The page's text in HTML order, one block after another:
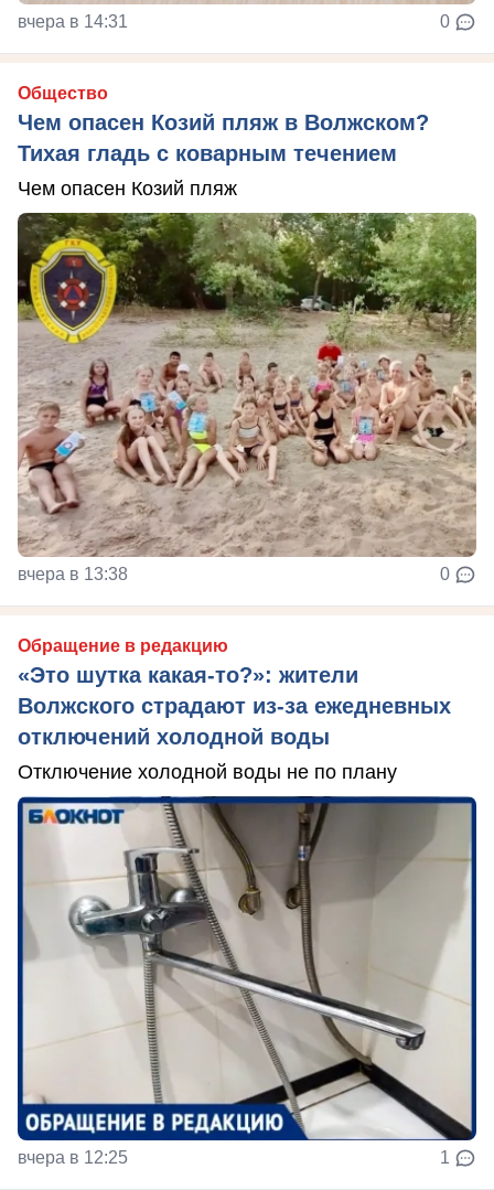
вчера в 14:31 0
Общество
Чем опасен Козий пляж в Волжском?
Тихая гладь с коварным течением
Чем опасен Козий пляж
вчера в 13:38 0
Обращение в редакцию
«Это шутка какая-то?»: жители
Волжского страдают из‑за ежедневных
отключений холодной воды
Отключение холодной воды не по плану
вчера в 12:25 1